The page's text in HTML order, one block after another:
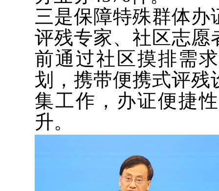
三是保障特殊群体
评残专家、社区志愿
前通过社区摸排需
划，携带便携式评残
集工作，办证便捷
升。